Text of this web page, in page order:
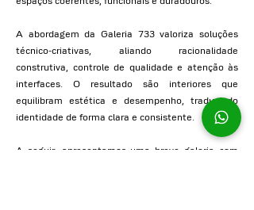
A abordagem da Galeria 733 valoriza soluções
técnico-criativas, aliando racionalidade
construtiva, controle de qualidade e atenção às
interfaces. O resultado são interiores que
equilibram estética e desempenho, traduzindo
identidade de forma clara e consistente.
A seguir, apresentamos uma breve galeria com